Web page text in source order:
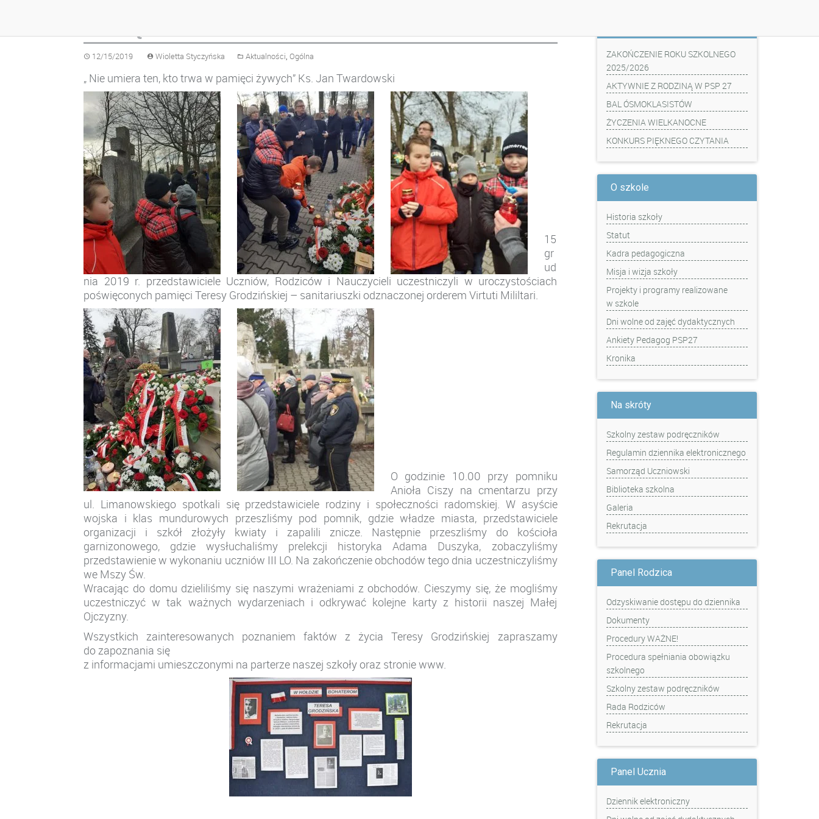
12/15/2019 Wioletta Styczyńska Aktualności, Ogólna
„ Nie umiera ten, kto trwa w pamięci żywych” Ks. Jan Twardowski
15
gr
ud
nia 2019 r. przedstawiciele Uczniów, Rodziców i Nauczycieli uczestniczyli w uroczystościach
poświęconych pamięci Teresy Grodzińskiej – sanitariuszki odznaczonej orderem Virtuti Mililtari.
O godzinie 10.00 przy pomniku
Anioła Ciszy na cmentarzu przy
ul. Limanowskiego spotkali się przedstawiciele rodziny i społeczności radomskiej. W asyście
wojska i klas mundurowych przeszliśmy pod pomnik, gdzie władze miasta, przedstawiciele
organizacji i szkół złożyły kwiaty i zapalili znicze. Następnie przeszliśmy do kościoła
garnizonowego, gdzie wysłuchaliśmy prelekcji historyka Adama Duszyka, zobaczyliśmy
przedstawienie w wykonaniu uczniów III LO. Na zakończenie obchodów tego dnia uczestniczyliśmy
we Mszy Św.
Wracając do domu dzieliliśmy się naszymi wrażeniami z obchodów. Cieszymy się, że mogliśmy
uczestniczyć w tak ważnych wydarzeniach i odkrywać kolejne karty z historii naszej Małej
Ojczyzny.
Wszystkich zainteresowanych poznaniem faktów z życia Teresy Grodzińskiej zapraszamy
do zapoznania się
z informacjami umieszczonymi na parterze naszej szkoły oraz stronie www.
ZAKOŃCZENIE ROKU SZKOLNEGO
2025/2026
AKTYWNIE Z RODZINĄ W PSP 27
BAL ÓSMOKLASISTÓW
ŻYCZENIA WIELKANOCNE
KONKURS PIĘKNEGO CZYTANIA
O szkole
Historia szkoły
Statut
Kadra pedagogiczna
Misja i wizja szkoły
Projekty i programy realizowane
w szkole
Dni wolne od zajęć dydaktycznych
Ankiety Pedagog PSP27
Kronika
Na skróty
Szkolny zestaw podręczników
Regulamin dziennika elektronicznego
Samorząd Uczniowski
Biblioteka szkolna
Galeria
Rekrutacja
Panel Rodzica
Odzyskiwanie dostępu do dziennika
Dokumenty
Procedury WAŻNE!
Procedura spełniania obowiązku
szkolnego
Szkolny zestaw podręczników
Rada Rodziców
Rekrutacja
Panel Ucznia
Dziennik elektroniczny